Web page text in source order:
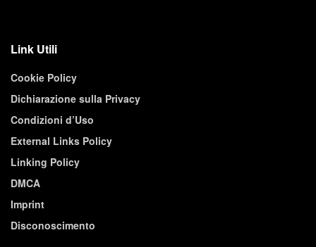
Link Utili
Cookie Policy
Dichiarazione sulla Privacy
Condizioni d’Uso
External Links Policy
Linking Policy
DMCA
Imprint
Disconoscimento